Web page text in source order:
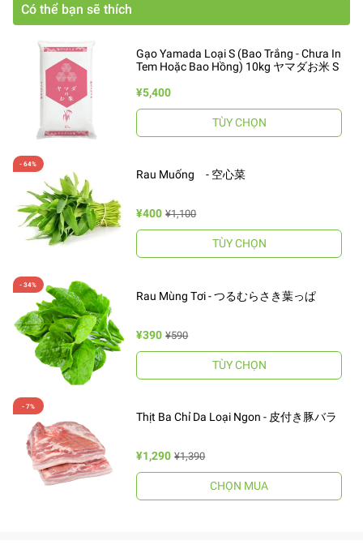
Có thể bạn sẽ thích
Gạo Yamada Loại S (Bao Trắng - Chưa In
Tem Hoặc Bao Hồng) 10kg ヤマダお米 S
¥5,400
TÙY CHỌN
Rau Muống - 空心菜
¥400 ¥1,100
TÙY CHỌN
Rau Mùng Tơi - つるむらさき葉っぱ
¥390 ¥590
TÙY CHỌN
Thịt Ba Chỉ Da Loại Ngon - 皮付き豚バラ
¥1,290 ¥1,390
CHỌN MUA